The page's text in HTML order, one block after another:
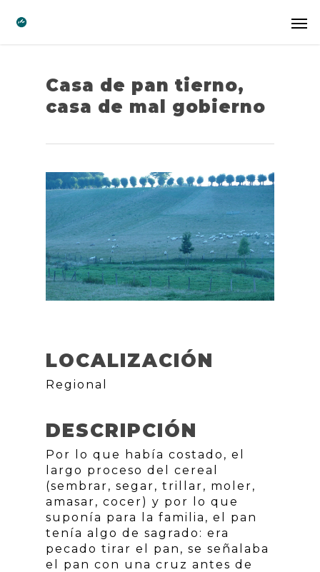
Casa de pan tierno,
casa de mal gobierno
LOCALIZACIÓN
Regional
DESCRIPCIÓN
Por lo que había costado, el
largo proceso del cereal
(sembrar, segar, trillar, moler,
amasar, cocer) y por lo que
suponía para la familia, el pan
tenía algo de sagrado: era
pecado tirar el pan, se señalaba
el pan con una cruz antes de